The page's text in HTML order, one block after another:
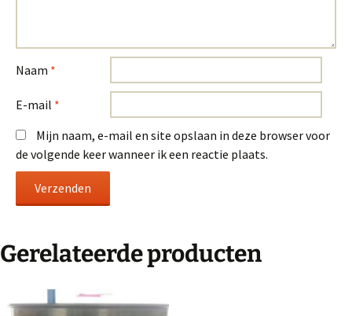
Naam *
E-mail *
Mijn naam, e-mail en site opslaan in deze browser voor
de volgende keer wanneer ik een reactie plaats.
Gerelateerde producten